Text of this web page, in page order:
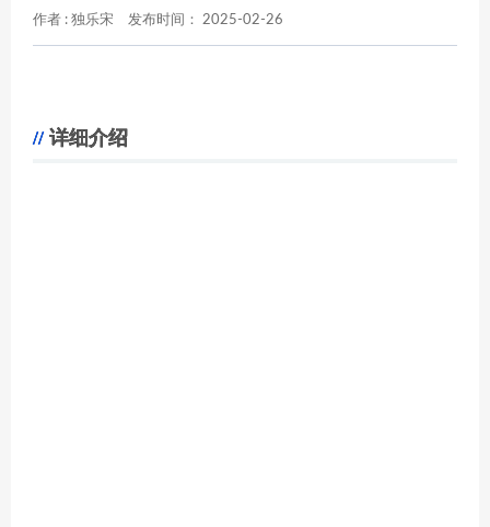
作者 : 独乐宋 发布时间： 2025-02-26
详细介绍